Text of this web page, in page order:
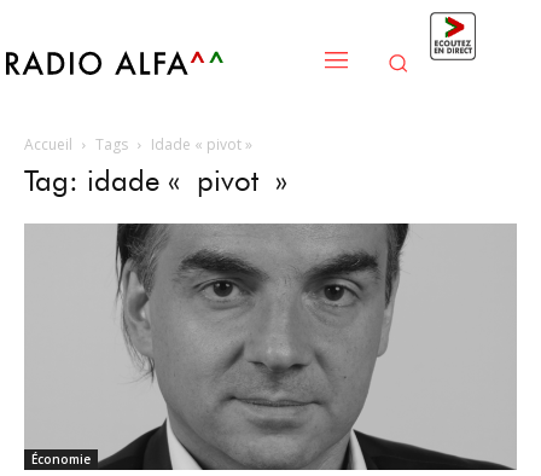
Accueil Tags Idade « pivot »
Tag: idade « pivot »
Économie